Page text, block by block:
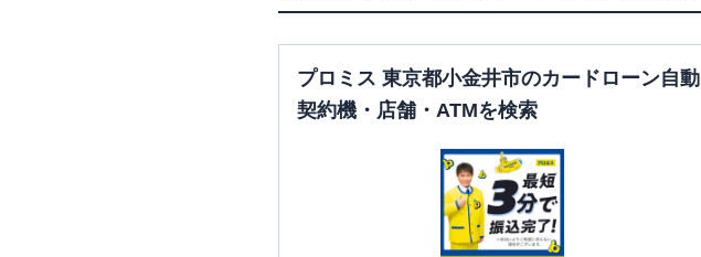
プロミス 東京都小金井市のカードローン自動
契約機・店舗・ATMを検索